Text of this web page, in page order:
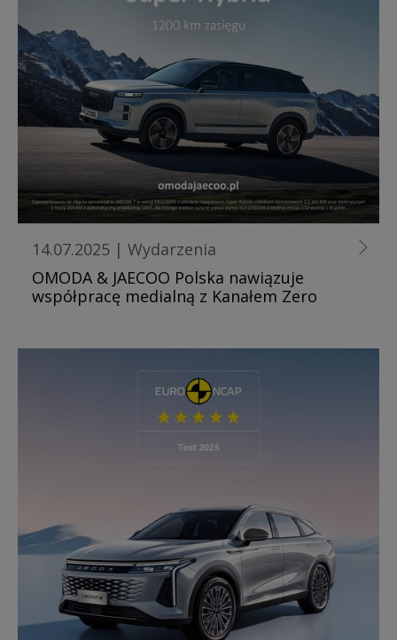
14.07.2025 | Wydarzenia
OMODA & JAECOO Polska nawiązuje
współpracę medialną z Kanałem Zero